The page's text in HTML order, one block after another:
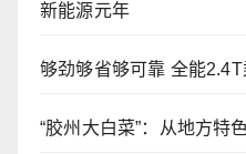
新能源元年
够劲够省够可靠 全能
“胶州大白菜”：从地方特